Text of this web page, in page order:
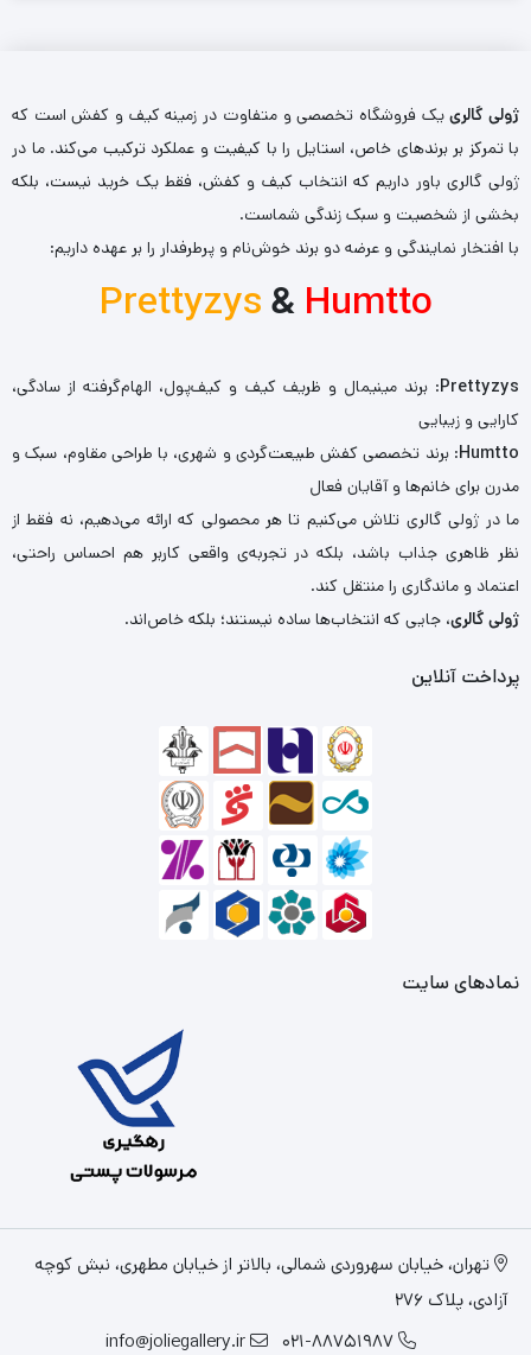
ژولی گالرییک فروشگاه تخصصی و متفاوت در زمینه کیف و کفش است که
با تمرکز بر برندهای خاص، استایل را با کیفیت و عملکرد ترکیب می‌کند. ما در
ژولی گالری باور داریم که انتخاب کیف و کفش، فقط یک خرید نیست، بلکه
بخشی از شخصیت و سبک زندگی شماست.
با افتخار نمایندگی و عرضه دو برند خوش‌نام و پرطرفدار را بر عهده داریم:
Prettyzys& Humtto
Prettyzys: برند مینیمال و ظریف کیف و کیف‌پول، الهام‌گرفته از سادگی،
کارایی و زیبایی
Humtto: برند تخصصی کفش طبیعت‌گردی و شهری، با طراحی مقاوم، سبک و
مدرن برای خانم‌ها و آقایان فعال
ما در ژولی گالری تلاش می‌کنیم تا هر محصولی که ارائه می‌دهیم، نه فقط از
نظر ظاهری جذاب باشد، بلکه در تجربه‌ی واقعی کاربر هم احساس راحتی،
اعتماد و ماندگاری را منتقل کند.
ژولی گالری، جایی که انتخاب‌ها ساده نیستند؛ بلکه خاص‌اند.
پرداخت آنلاین
نمادهای سایت
تهران، خیابان سهروردی شمالی، بالاتر از خیابان مطهری، نبش کوچه
آزادی، پلاک 276
021-88751987
info@joliegallery.ir